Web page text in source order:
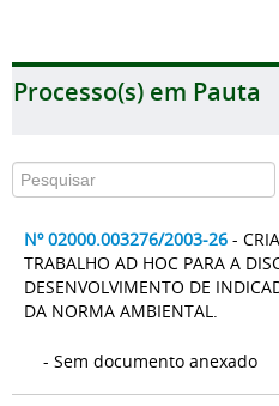
Processo(s) em Pauta
Nº 02000.003276/2003-26 -
TRABALHO AD HOC PARA A
DESENVOLVIMENTO DE
DA NORMA AMBIENTAL.
- Sem documento anexado